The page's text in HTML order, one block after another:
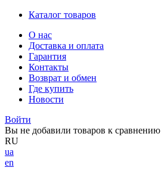
Каталог товаров
О нас
Доставка и оплата
Гарантия
Контакты
Возврат и обмен
Где купить
Новости
Войти
Вы не добавили товаров к сравнению
RU
ua
en